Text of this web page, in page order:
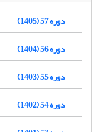
دوره 57 (1405)
دوره 56 (1404)
دوره 55 (1403)
دوره 54 (1402)